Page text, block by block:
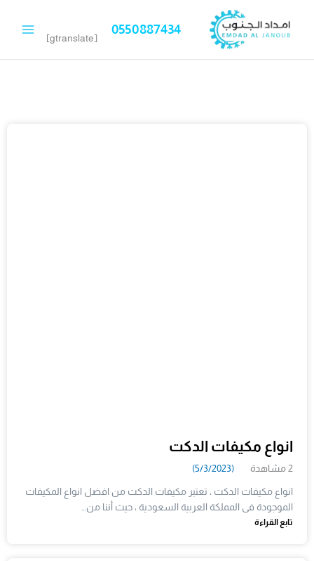
المحتوى
0550887434
[gtranslate]
انواع مكيفات الدكت
2 مشاهدة (5/3/2023)
انواع مكيفات الدكت ، تعتبر مكيفات الدكت من افضل انواع المكيفات
الموجودة فى المملكة العربية السعودية ، حيث أننا من…
تابع القراءة